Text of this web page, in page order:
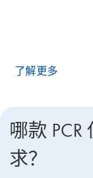
了解更多
哪款
求？